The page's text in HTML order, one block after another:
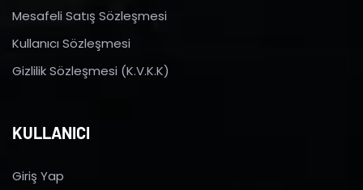
Mesafeli Satış Sözleşmesi
Kullanıcı Sözleşmesi
Gizlilik Sözleşmesi (K.V.K.K)
KULLANICI
Giriş Yap